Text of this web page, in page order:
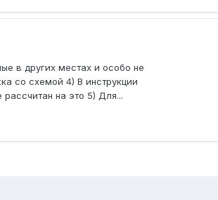
в других местах и особо не
со схемой 4) В инструкции
на это 5) Для...